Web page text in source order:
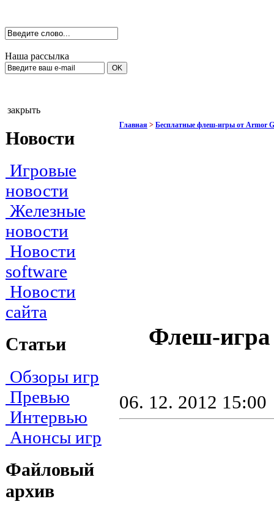
Наша рассылка
закрыть
Новости
Игровые
новости
Железные
новости
Новости
software
Новости
сайта
Статьи
Обзоры игр
Превью
Интервью
Анонсы игр
Файловый
архив
Главная > Бесплатные флеш-игры от Armor
Флеш-игра
06. 12. 2012 15:00